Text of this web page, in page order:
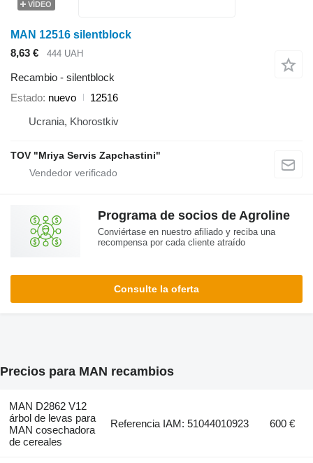
VÍDEO
MAN 12516 silentblock
8,63 €
444 UAH
Recambio - silentblock
Estado nuevo
12516
Ucrania, Khorostkiv
TOV "Mriya Servis Zapchastini"
Programa de socios de Agroline
Conviértase en nuestro afiliado y reciba una
recompensa por cada cliente atraído
Consulte la oferta
Precios para MAN recambios
MAN D2862 V12
árbol de levas para
MAN cosechadora
de cereales
Referencia IAM: 51044010923 600 €